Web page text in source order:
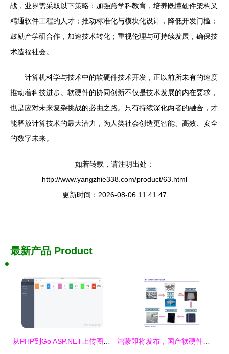
战，业界需采取以下策略：加强跨学科教育，培养既懂硬件架构又
精通软件工程的人才；推动标准化与模块化设计，降低开发门槛；
鼓励产学研合作，加速技术转化；重视伦理与可持续发展，确保技
术造福社会。
计算机科学与技术中的软硬件技术开发，正以前所未有的速度
推动着科技进步。软硬件的协同创新不仅是技术发展的内在要求，
也是应对未来复杂挑战的必由之路。只有持续深化两者的融合，才
能释放计算技术的最大潜力，为人类社会创造更智能、高效、安全
的数字未来。
如若转载，请注明出处：
http://www.yangzhie338.com/product/63.html
更新时间：2026-08-06 11:41:47
最新产品 Product